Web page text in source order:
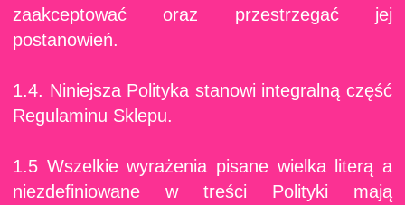
zaakceptować oraz przestrzegać jej
postanowień.
1.4. Niniejsza Polityka stanowi integralną część
Regulaminu Sklepu.
1.5 Wszelkie wyrażenia pisane wielka literą a
niezdefiniowane w treści Polityki mają